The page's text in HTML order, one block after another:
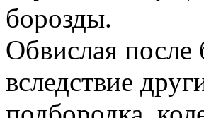
борозды.
Обвислая после
вследствие